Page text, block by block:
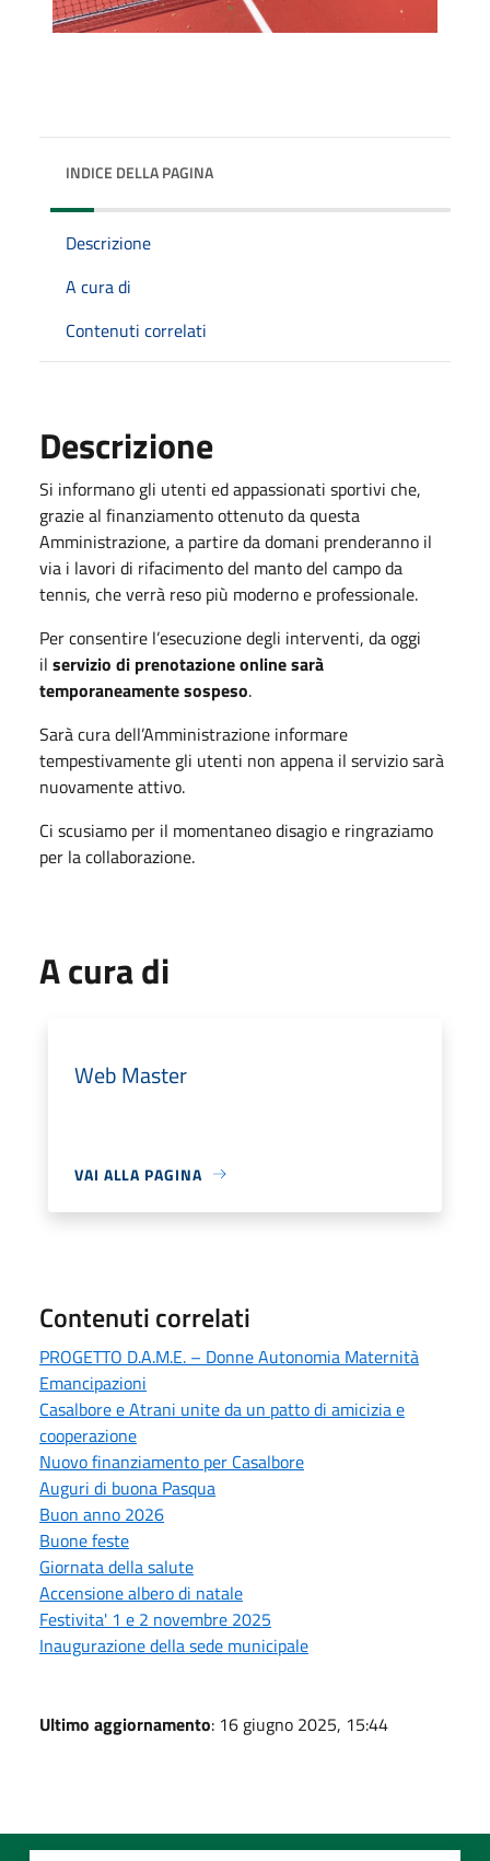
INDICE DELLA PAGINA
Descrizione
A cura di
Contenuti correlati
Descrizione
Si informano gli utenti ed appassionati sportivi che,
grazie al finanziamento ottenuto da questa
Amministrazione, a partire da domani prenderanno il
via i lavori di rifacimento del manto del campo da
tennis, che verrà reso più moderno e professionale.
Per consentire l’esecuzione degli interventi, da oggi
il servizio di prenotazione online sarà
temporaneamente sospeso.
Sarà cura dell’Amministrazione informare
tempestivamente gli utenti non appena il servizio sarà
nuovamente attivo.
Ci scusiamo per il momentaneo disagio e ringraziamo
per la collaborazione.
A cura di
Web Master
VAI ALLA PAGINA
Contenuti correlati
PROGETTO D.A.M.E. – Donne Autonomia Maternità
Emancipazioni
Casalbore e Atrani unite da un patto di amicizia e
cooperazione
Nuovo finanziamento per Casalbore
Auguri di buona Pasqua
Buon anno 2026
Buone feste
Giornata della salute
Accensione albero di natale
Festivita' 1 e 2 novembre 2025
Inaugurazione della sede municipale
Ultimo aggiornamento: 16 giugno 2025, 15:44